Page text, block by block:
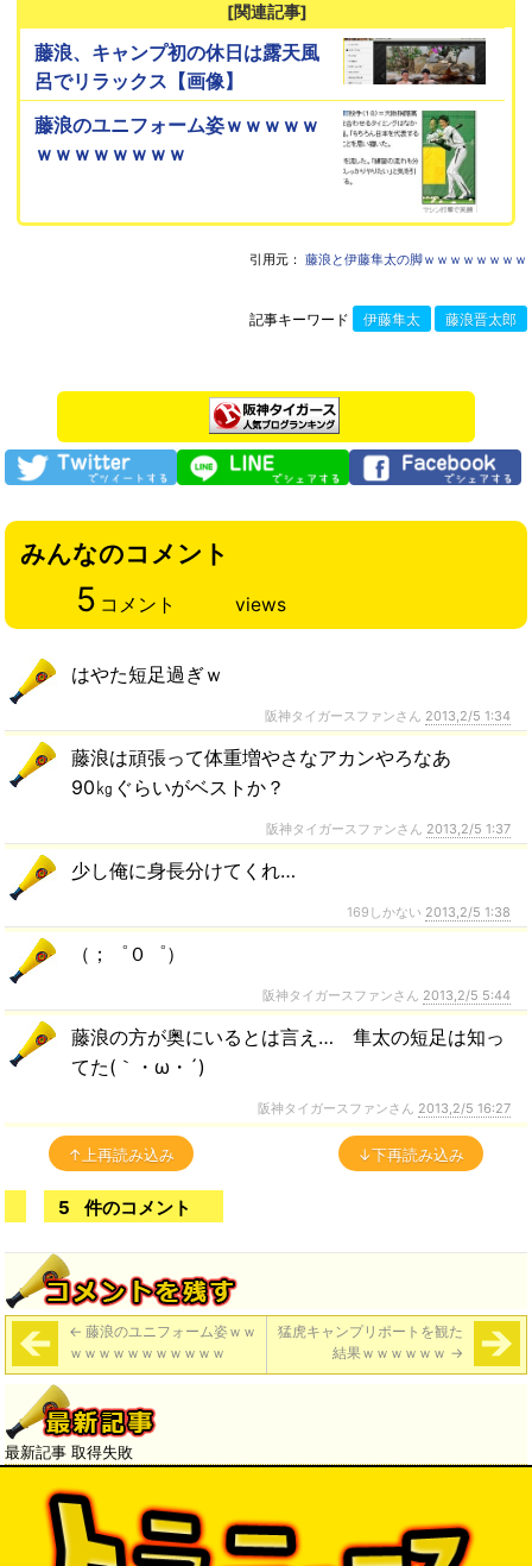
[関連記事]
藤浪、キャンプ初の休日は露天風
呂でリラックス【画像】
藤浪のユニフォーム姿ｗｗｗｗｗ
ｗｗｗｗｗｗｗｗ
引用元： 藤浪と伊藤隼太の脚ｗｗｗｗｗｗｗｗ
記事キーワード 伊藤隼太 藤浪晋太郎
みんなのコメント
5 コメント views
はやた短足過ぎｗ
阪神タイガースファンさん 2013,2/5 1:34
藤浪は頑張って体重増やさなアカンやろなあ
90㎏ぐらいがベストか？
阪神タイガースファンさん 2013,2/5 1:37
少し俺に身長分けてくれ…
169しかない 2013,2/5 1:38
（；゜０゜）
阪神タイガースファンさん 2013,2/5 5:44
藤浪の方が奥にいるとは言え… 隼太の短足は知っ
てた(｀・ω・´)
阪神タイガースファンさん 2013,2/5 16:27
↑上再読み込み ↓下再読み込み
5 件のコメント
← 藤浪のユニフォーム姿ｗｗ
ｗｗｗｗｗｗｗｗｗｗｗ
猛虎キャンプリポートを観た
結果ｗｗｗｗｗｗ →
最新記事 取得失敗